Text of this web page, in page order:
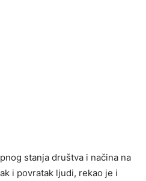
stanja društva i načina na
i povratak ljudi, rekao je i